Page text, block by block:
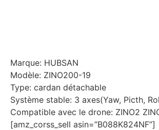
Marque: HUBSAN
Modèle: ZINO200-19
Type: cardan détachable
Système stable: 3 axes(Yaw, Picth,
Compatible avec le drone: ZINO2
[amz_corss_sell asin=”B088K824NF”]